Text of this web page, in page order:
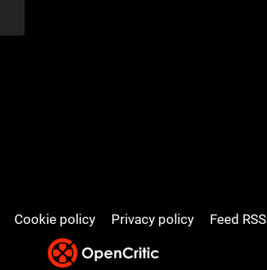
Cookie policy Privacy policy Feed RSS